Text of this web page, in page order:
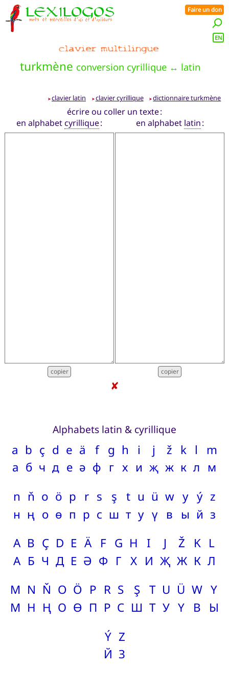
turkmène conversion cyrillique ↔ latin
Faire un don
EN
➤ clavier latin ➤ clavier cyrillique ➤dictionnaire turkmène
écrire ou coller un texte :
en alphabetcyrillique: en alphabet latin:
✘
Alphabets latin & cyrillique
a
а
b
б
ç
ч
d
д
e
е
ä
ә
f
ф
g
г
h
х
i
и
j
җ
ž
ж
k
к
l
л
m
м
n
н
ň
ң
o
о
ö
ө
p
п
r
р
s
с
ş
ш
t
т
u
у
ü
ү
w
в
y
ы
ý
й
z
з
A
А
B
Б
Ç
Ч
D
Д
E
Е
Ä
Ә
F
Ф
G
Г
H
Х
I
И
J
Җ
Ž
Ж
K
К
L
Л
M
М
N
Н
Ň
Ң
O
О
Ö
Ө
P
П
R
Р
S
С
Ş
Ш
T
Т
U
У
Ü
Ү
W
В
Y
Ы
Ý
Й
Z
З